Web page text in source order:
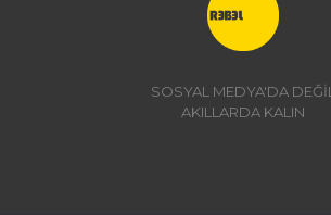
SOSYAL MEDYA'DA DEĞİL
AKILLARDA KALIN